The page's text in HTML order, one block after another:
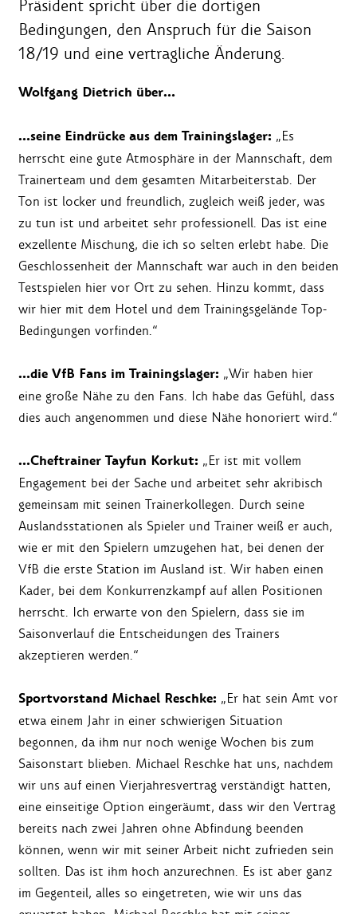
Präsident spricht über die dortigen
Bedingungen, den Anspruch für die Saison
18/19 und eine vertragliche Änderung.
Wolfgang Dietrich über…
…seine Eindrücke aus dem Trainingslager: „Es
herrscht eine gute Atmosphäre in der Mannschaft, dem
Trainerteam und dem gesamten Mitarbeiterstab. Der
Ton ist locker und freundlich, zugleich weiß jeder, was
zu tun ist und arbeitet sehr professionell. Das ist eine
exzellente Mischung, die ich so selten erlebt habe. Die
Geschlossenheit der Mannschaft war auch in den beiden
Testspielen hier vor Ort zu sehen. Hinzu kommt, dass
wir hier mit dem Hotel und dem Trainingsgelände Top-
Bedingungen vorfinden.“
…die VfB Fans im Trainingslager: „Wir haben hier
eine große Nähe zu den Fans. Ich habe das Gefühl, dass
dies auch angenommen und diese Nähe honoriert wird.“
…Cheftrainer Tayfun Korkut: „Er ist mit vollem
Engagement bei der Sache und arbeitet sehr akribisch
gemeinsam mit seinen Trainerkollegen. Durch seine
Auslandsstationen als Spieler und Trainer weiß er auch,
wie er mit den Spielern umzugehen hat, bei denen der
VfB die erste Station im Ausland ist. Wir haben einen
Kader, bei dem Konkurrenzkampf auf allen Positionen
herrscht. Ich erwarte von den Spielern, dass sie im
Saisonverlauf die Entscheidungen des Trainers
akzeptieren werden.“
Sportvorstand Michael Reschke: „Er hat sein Amt vor
etwa einem Jahr in einer schwierigen Situation
begonnen, da ihm nur noch wenige Wochen bis zum
Saisonstart blieben. Michael Reschke hat uns, nachdem
wir uns auf einen Vierjahresvertrag verständigt hatten,
eine einseitige Option eingeräumt, dass wir den Vertrag
bereits nach zwei Jahren ohne Abfindung beenden
können, wenn wir mit seiner Arbeit nicht zufrieden sein
sollten. Das ist ihm hoch anzurechnen. Es ist aber ganz
im Gegenteil, alles so eingetreten, wie wir uns das